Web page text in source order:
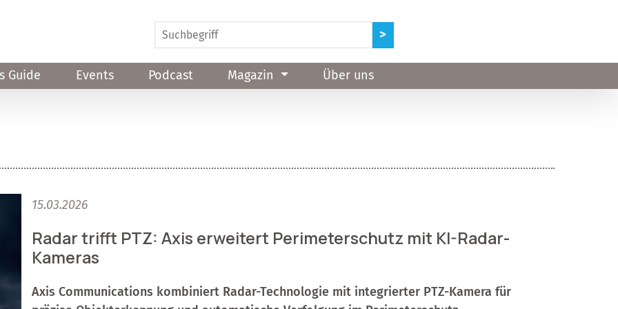
Guide Events Podcast Magazin Über uns
15.03.2026
Radar trifft PTZ: Axis erweitert Perimeterschutz mit KI-Radar-
Kameras
Axis Communications kombiniert Radar-Technologie mit integrierter PTZ-Kamera für